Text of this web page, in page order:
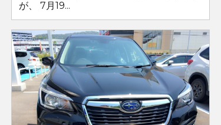
が、 7月19...